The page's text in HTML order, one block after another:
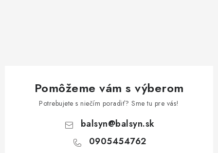
Pomôžeme vám s výberom
Potrebujete s niečím poradiť? Sme tu pre vás!
balsyn@balsyn.sk
0905454762